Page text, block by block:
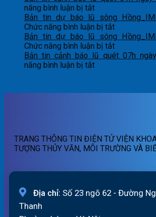
dự
báo
lũ
sông
năng bình luận bị tắtở
Bản
tin
cảnh
báo
lũ
quét
09/08/2026
Bản tin dự báo lũ sông
Chức năng bình luận bị tắtở
Bản
tin
dự
Bản tin dự báo lũ sông
Chức năng bình luận bị tắtở
Bản
lũ
Bản tin cảnh báo lũ quét 07h
năng bình luận bị tắtở
cảnh
ngày
07/8/2026
TRANG THÔNG TIN ĐIỆN TỬ VIỆN
TƯỢNG THỦY VĂN, MÔI TRƯỜNG VÀ
Địa chỉ: Số 23 ngõ 62 - Đường
Thanh